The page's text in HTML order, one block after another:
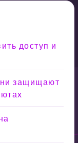
доступ и
защищают